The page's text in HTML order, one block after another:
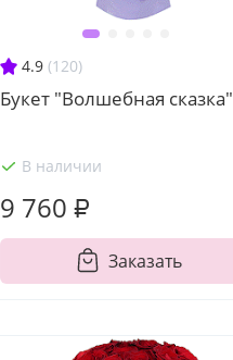
4.9 (120)
Букет "Волшебная сказка"
В наличии
9 760 ₽
Заказать